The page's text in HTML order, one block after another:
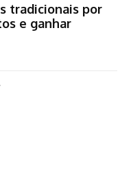
tradicionais por
e ganhar